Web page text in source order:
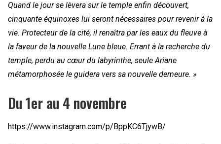
Quand le jour se lèvera sur le temple enfin découvert,
cinquante équinoxes lui seront nécessaires pour revenir à la
vie. Protecteur de la cité, il renaîtra par les eaux du fleuve à
la faveur de la nouvelle Lune bleue. Errant à la recherche du
temple, perdu au cœur du labyrinthe, seule Ariane
métamorphosée le guidera vers sa nouvelle demeure. »
Du 1er au 4 novembre
https://www.instagram.com/p/BppKC6TjywB/